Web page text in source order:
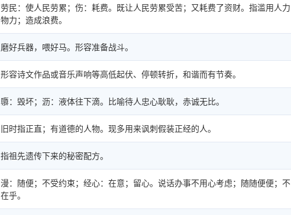
劳民：使人民劳累；伤：耗费。既让人民劳累受苦；又耗费了资财。指滥用人力
物力；造成浪费。
磨好兵器，喂好马。形容准备战斗。
形容诗文作品或音乐声响等高低起伏、停顿转折，和谐而有节奏。
隳：毁坏；沥：液体往下滴。比喻待人忠心耿耿，赤诚无比。
旧时指正直；有道德的人物。现多用来讽刺假装正经的人。
指祖先遗传下来的秘密配方。
漫：随便；不受约束；经心：在意；留心。说话办事不用心考虑；随随便便；不
在乎。